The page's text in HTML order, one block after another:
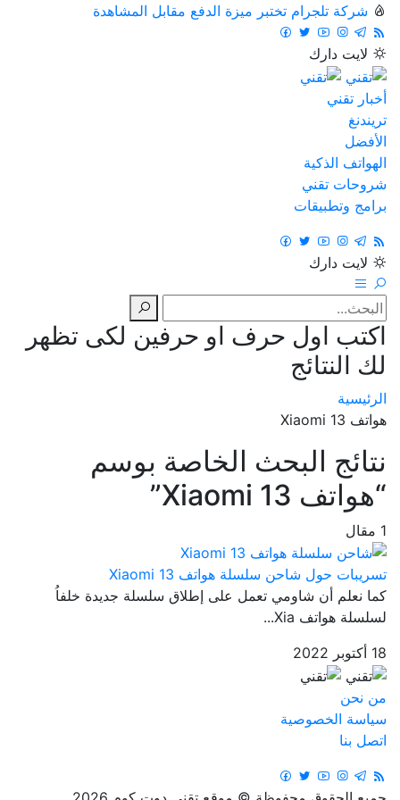
شركة تلجرام تختبر ميزة الدفع مقابل المشاهدة
لايت دارك
أخبار تقني
تريندنغ
الأفضل
الهواتف الذكية
شروحات تقني
برامج وتطبيقات
لايت دارك
اكتب اول حرف او حرفين لكى تظهر
لك النتائج
الرئيسية
هواتف Xiaomi 13
نتائج البحث الخاصة بوسم
“هواتف Xiaomi 13”
1 مقال
تسريبات حول شاحن سلسلة هواتف Xiaomi 13
كما نعلم أن شاومي تعمل على إطلاق سلسلة جديدة خلفاُ
لسلسلة هواتف Xia...
18 أكتوبر 2022
من نحن
سياسة الخصوصية
اتصل بنا